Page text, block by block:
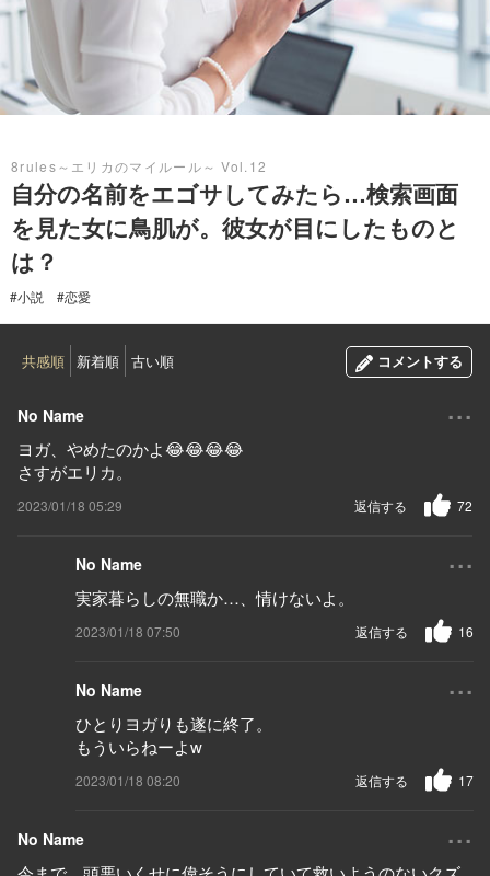
8rules～エリカのマイルール～ Vol.12
自分の名前をエゴサしてみたら…検索画面
を見た女に鳥肌が。彼女が目にしたものと
は？
#小説 #恋愛
共感順 新着順 古い順 コメントする
No Name ...
ヨガ、やめたのかよ😂😂😂😂
さすがエリカ。
2023/01/18 05:29 72
返信する
No Name ...
実家暮らしの無職か…、情けないよ。
2023/01/18 07:50 16
返信する
No Name ...
ひとりヨガりも遂に終了。
もういらねーよw
2023/01/18 08:20 17
返信する
No Name ...